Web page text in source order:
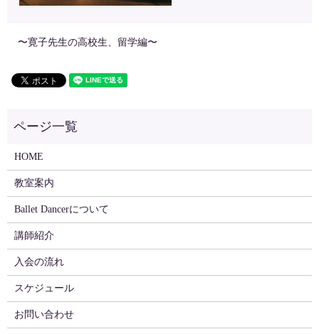
〜寛子先生の高校生、留学編〜
HOME
教室案内
Ballet Dancerについて
講師紹介
入会の流れ
スケジュール
お問い合わせ